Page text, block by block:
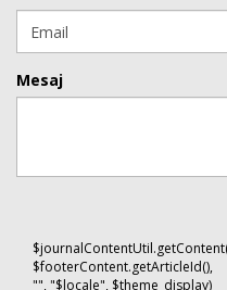
Mesaj
$footerContent.getArticleId(),
"", "$locale", $theme_display)